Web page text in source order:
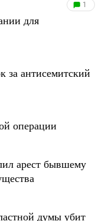
1
для
за антисемитский
операции
арест бывшему
думы убит